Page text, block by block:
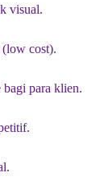
visual.
(low cost).
para klien.